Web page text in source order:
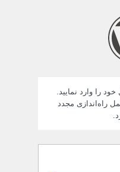
را وارد نمایید.
راه‌اندازی مجدد